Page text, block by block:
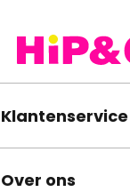
Klantenservice
Over ons